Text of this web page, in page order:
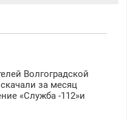
Волгоградской
за месяц
«Служба -112»и